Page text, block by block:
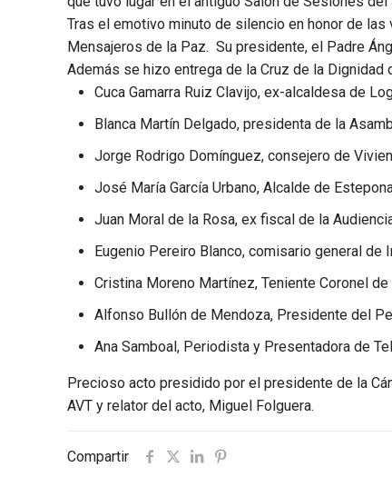
Tras el emotivo minuto de silencio en honor de
Mensajeros de la Paz. Su presidente, el Padre
Además se hizo entrega de la Cruz de la Dignidad
Cuca Gamarra Ruiz Clavijo, ex-alcaldesa de
Blanca Martín Delgado, presidenta de la
Jorge Rodrigo Domínguez, consejero de
José María García Urbano, Alcalde de
Juan Moral de la Rosa, ex fiscal de la
Eugenio Pereiro Blanco, comisario general
Cristina Moreno Martínez, Teniente Coronel de
Alfonso Bullón de Mendoza, Presidente del
Ana Samboal, Periodista y Presentadora de
Precioso acto presidido por el presidente de la
AVT y relator del acto, Miguel Folguera.
Compartir